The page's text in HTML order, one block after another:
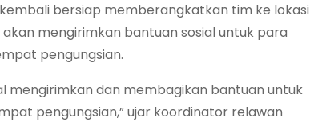
bersiap memberangkatkan tim ke lokasi
mengirimkan bantuan sosial untuk para
pengungsian.
mengirimkan dan membagikan bantuan untuk
pengungsian,” ujar koordinator relawan